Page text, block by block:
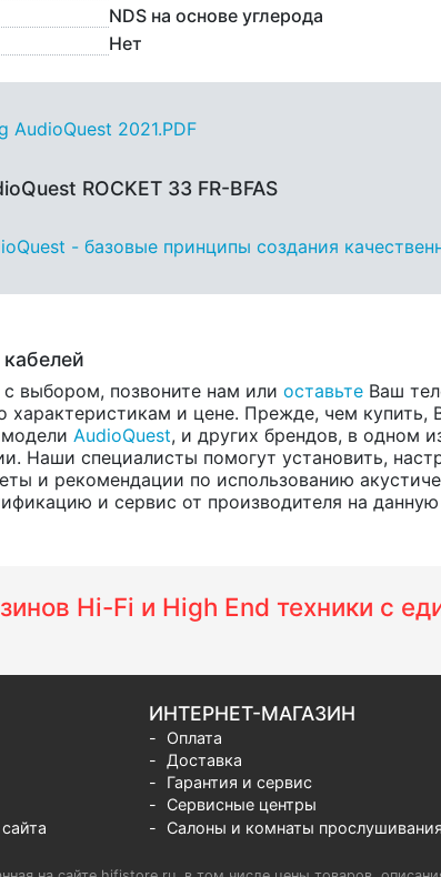
NDS на основе углерода
Нет
AudioQuest 2021.PDF
ROCKET 33 FR-BFAS
- базовые принципы создания
с выбором, позвоните нам или оставьте Ваш
характеристикам и цене. Прежде, чем
AudioQuest, и других брендов, в одном
Наши специалисты помогут установить,
и рекомендации по использованию
и сервис от производителя на
Hi-Fi и High End техники с
ИНТЕРНЕТ-МАГАЗИН
Оплата
Доставка
Гарантия и сервис
Сервисные центры
Салоны и комнаты прослушивания